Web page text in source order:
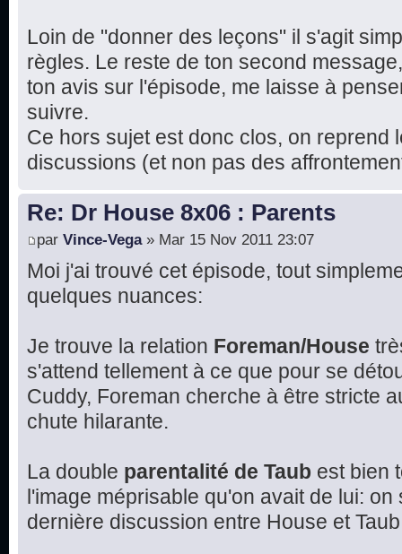
Loin de "donner des leçons" il s'agit
règles. Le reste de ton second
ton avis sur l'épisode, me laisse à
suivre.
Ce hors sujet est donc clos, on reprend
discussions (et non pas des
Re: Dr House 8x06 : Parents
par Vince-Vega» Mar 15 Nov 2011 23:07
Moi j'ai trouvé cet épisode, tout
quelques nuances:
Je trouve la relation Foreman/House
s'attend tellement à ce que pour se
Cuddy, Foreman cherche à être stricte
chute hilarante.
La double parentalité de Taub est bien
l'image méprisable qu'on avait de lui:
dernière discussion entre House et